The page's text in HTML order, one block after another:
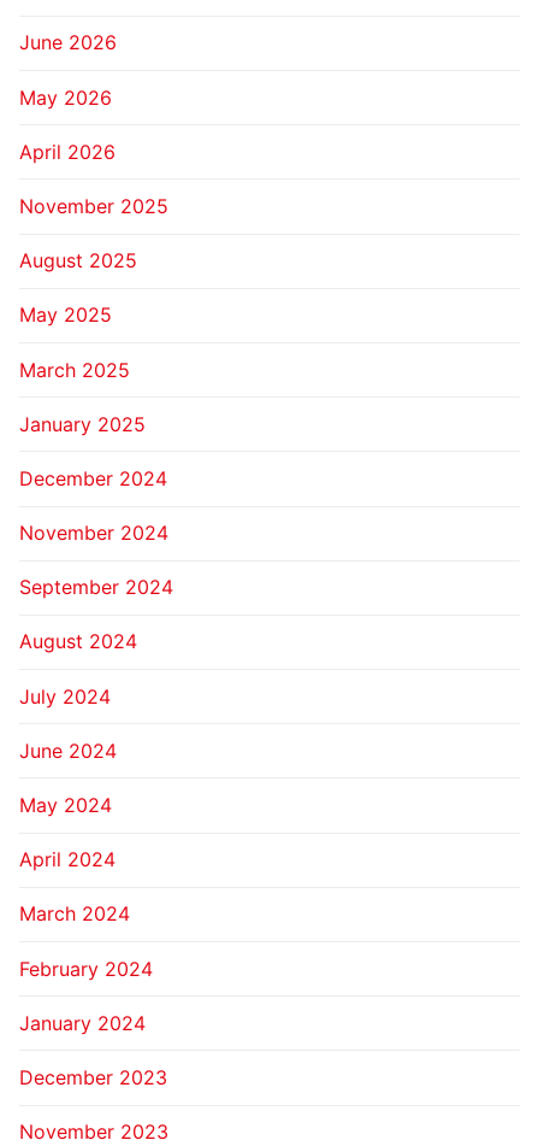
June 2026
May 2026
April 2026
November 2025
August 2025
May 2025
March 2025
January 2025
December 2024
November 2024
September 2024
August 2024
July 2024
June 2024
May 2024
April 2024
March 2024
February 2024
January 2024
December 2023
November 2023